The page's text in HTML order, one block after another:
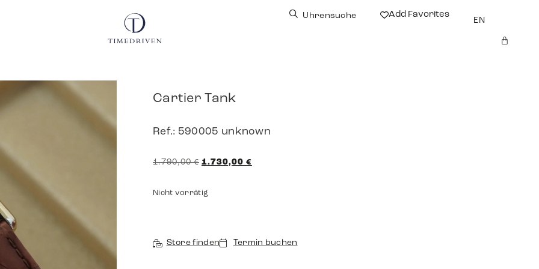
Uhrensuche Add Favorites
EN
Cartier Tank
Ref.: 590005 unknown
1.790,00€ 1.730,00 €
Nicht vorrätig
Store finden Termin buchen